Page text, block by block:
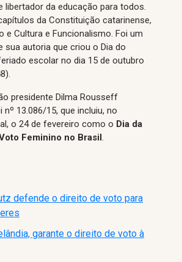
libertador da educação para todos.
da Constituição catarinense,
e Cultura e Funcionalismo. Foi um
sua autoria que criou o Dia do
escolar no dia 15 de outubro
presidente Dilma Rousseff
nº 13.086/15, que incluiu, no
o 24 de fevereiro como o Dia da
Feminino no Brasil.
defende o direito de voto para
garante o direito de voto à